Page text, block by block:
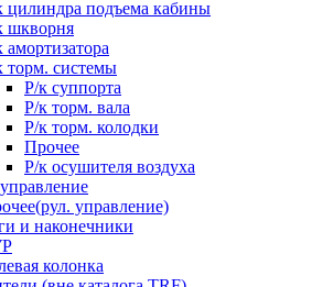
цилиндра подъема кабины
шкворня
амортизатора
торм. системы
Р/к суппорта
Р/к торм. вала
Р/к торм. колодки
Прочее
Р/к осушителя воздуха
управление)
и наконечники
колонка